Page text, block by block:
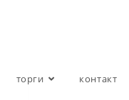
торги контакт